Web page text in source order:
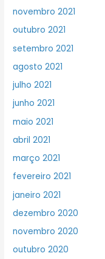
novembro 2021
outubro 2021
setembro 2021
agosto 2021
julho 2021
junho 2021
maio 2021
abril 2021
março 2021
fevereiro 2021
janeiro 2021
dezembro 2020
novembro 2020
outubro 2020